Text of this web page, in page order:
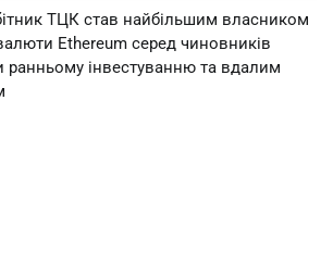
ТЦК став найбільшим власником
Ethereum серед чиновників
ранньому інвестуванню та вдалим